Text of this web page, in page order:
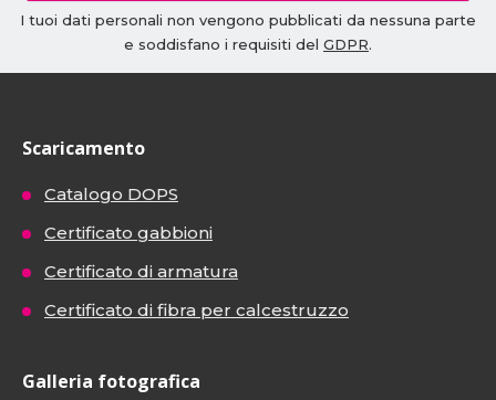
I tuoi dati personali non vengono pubblicati da nessuna parte
e soddisfano i requisiti del GDPR.
Scaricamento
Catalogo DOPS
Certificato gabbioni
Certificato di armatura
Certificato di fibra per calcestruzzo
Galleria fotografica